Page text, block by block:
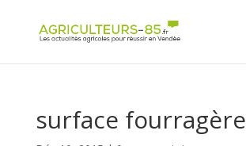
surface fourragère